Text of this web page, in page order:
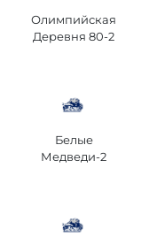
Олимпийская
Деревня 80-2
Белые
Медведи-2